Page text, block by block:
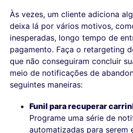
Às vezes, um cliente adiciona
deixa lá por vários motivos,
inesperadas, longo tempo de
pagamento. Faça o retargeting
que não conseguiram concluir
meio de notificações de
seguintes maneiras:
Funil para recuperar
Programe uma série de
automatizadas para serem